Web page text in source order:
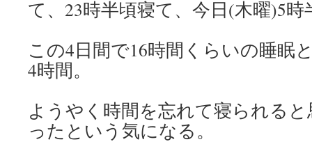
て、23時半頃寝て、今日(木曜)5時
この4日間で16時間くらいの睡眠
4時間。
ようやく時間を忘れて寝られる
ったという気になる。